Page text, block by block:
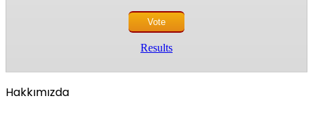
Results
Hakkımızda